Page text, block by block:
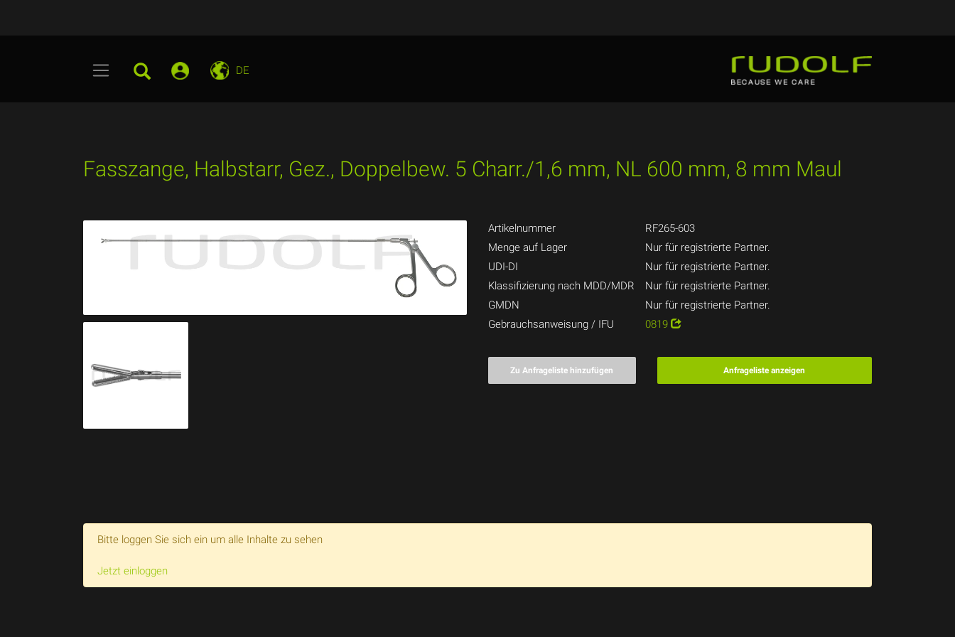
DE
Fasszange, Halbstarr, Gez., Doppelbew. 5 Charr./1,6 mm, NL 600 mm, 8 mm Maul
Artikelnummer
RF265-603
Menge auf Lager
Nur für registrierte Partner.
UDI-DI
Nur für registrierte Partner.
Klassifizierung nach MDD/MDR
Nur für registrierte Partner.
GMDN
Nur für registrierte Partner.
Gebrauchsanweisung / IFU
0819
Zu Anfrageliste hinzufügen Anfrageliste anzeigen
Bitte loggen Sie sich ein um alle Inhalte zu sehen
Jetzt einloggen